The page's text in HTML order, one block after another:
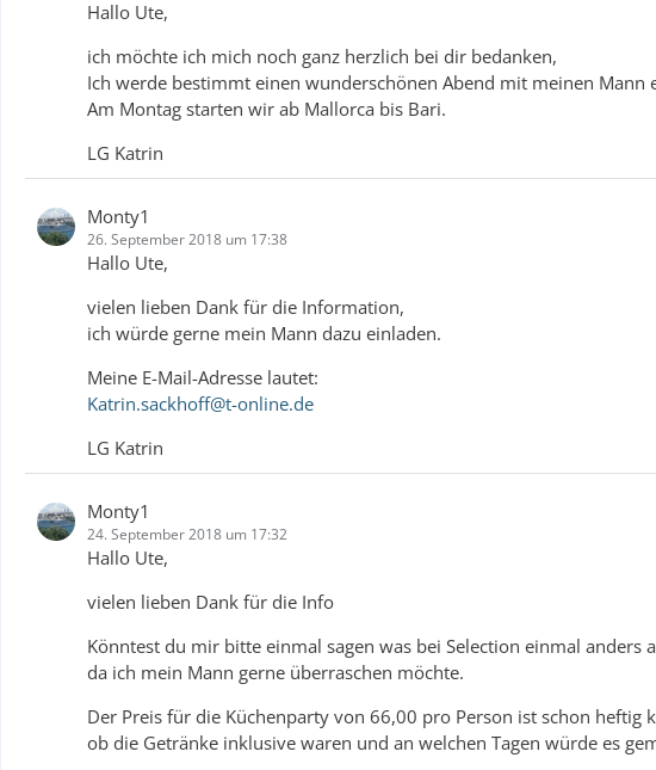
Hallo Ute,
ich möchte ich mich noch ganz herzlich bei dir bedanken,
Ich werde bestimmt einen wunderschönen Abend mit meinen Mann
Am Montag starten wir ab Mallorca bis Bari.
LG Katrin
Monty1
26. September 2018 um 17:38
Hallo Ute,
vielen lieben Dank für die Information,
ich würde gerne mein Mann dazu einladen.
Meine E-Mail-Adresse lautet:
Katrin.sackhoff@t-online.de
LG Katrin
Monty1
24. September 2018 um 17:32
Hallo Ute,
vielen lieben Dank für die Info
Könntest du mir bitte einmal sagen was bei Selection einmal anders
da ich mein Mann gerne überraschen möchte.
Der Preis für die Küchenparty von 66,00 pro Person ist schon
ob die Getränke inklusive waren und an welchen Tagen würde es